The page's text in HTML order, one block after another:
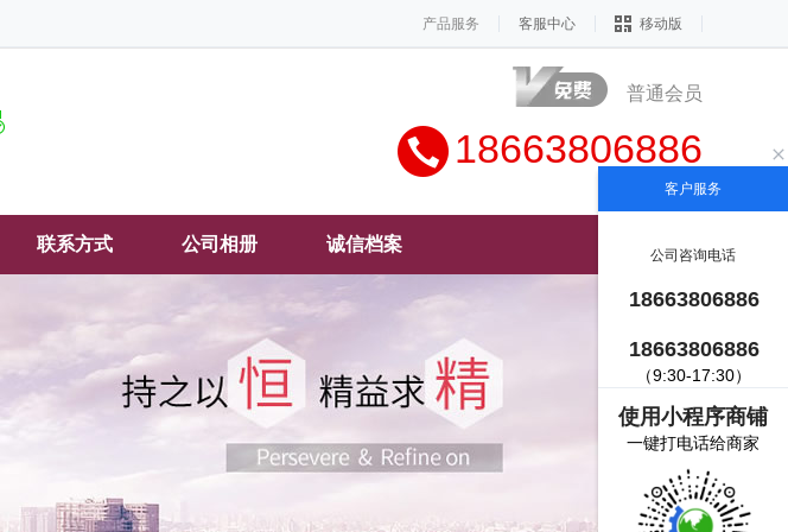
产品服务 客服中心 移动版
普通会员
18663806886
联系方式 公司相册 诚信档案
客户服务
公司咨询电话
18663806886
18663806886
（9:30-17:30）
使用小程序商铺
一键打电话给商家